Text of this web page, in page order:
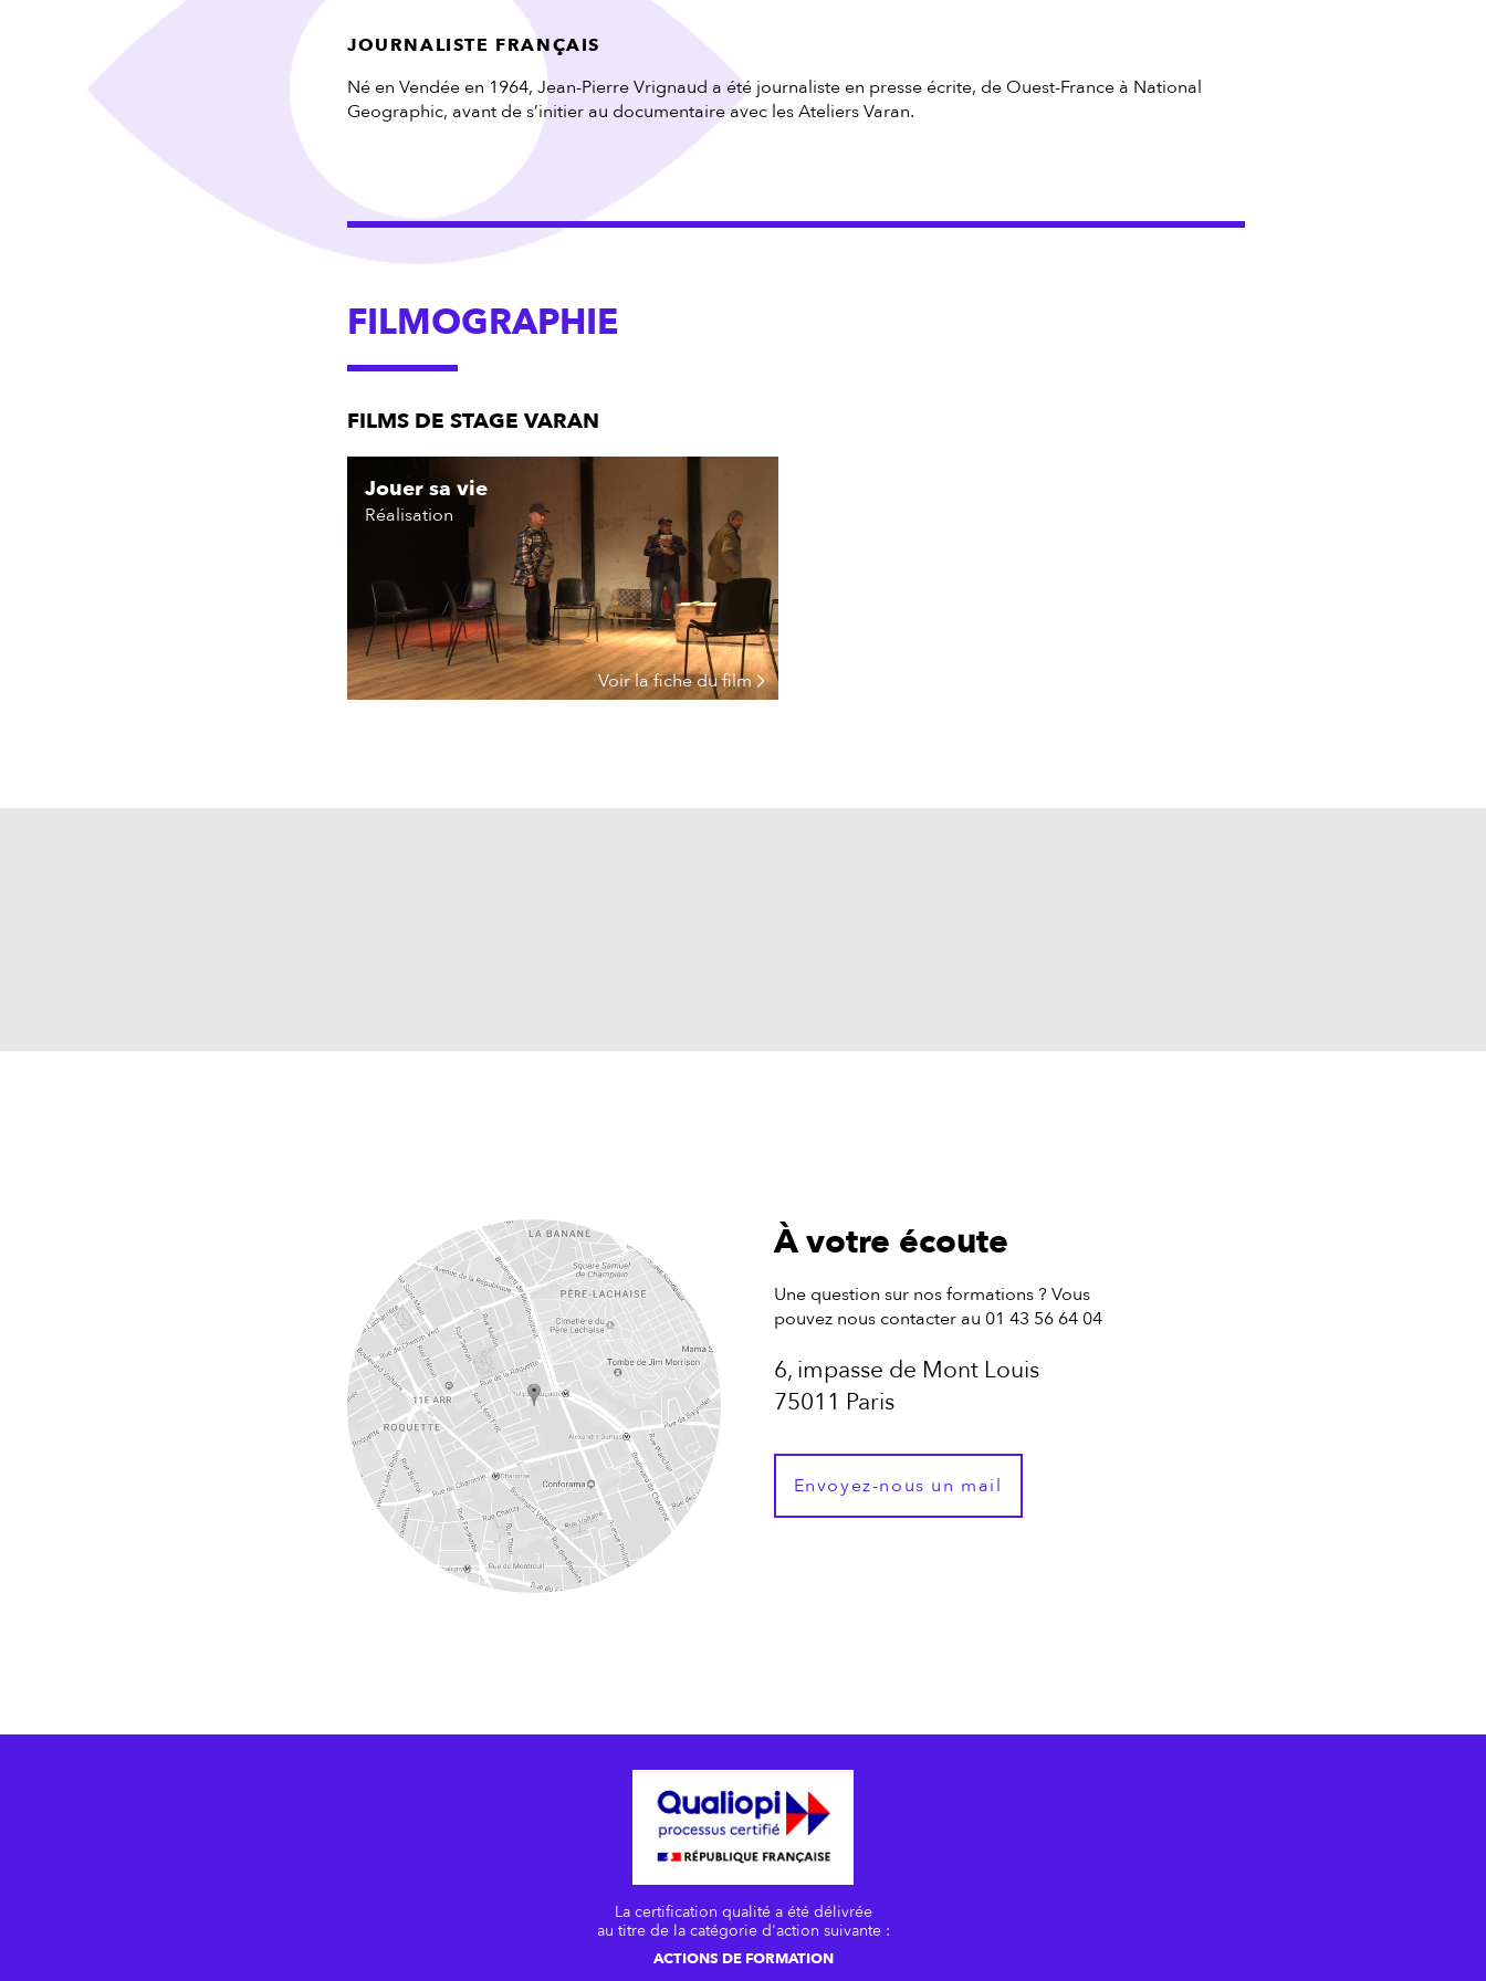
JOURNALISTE FRANÇAIS
Né en Vendée en 1964, Jean-Pierre Vrignaud a été journaliste en presse écrite, de Ouest-France à National
Geographic, avant de s’initier au documentaire avec les Ateliers Varan.
FILMOGRAPHIE
FILMS DE STAGE VARAN
Jouer sa vie
Réalisation
Voir la fiche du film
À votre écoute
Une question sur nos formations ? Vous
pouvez nous contacter au 01 43 56 64 04
6, impasse de Mont Louis
75011 Paris
Envoyez-nous un mail
La certification qualité a été délivrée
au titre de la catégorie d'action suivante :
ACTIONS DE FORMATION